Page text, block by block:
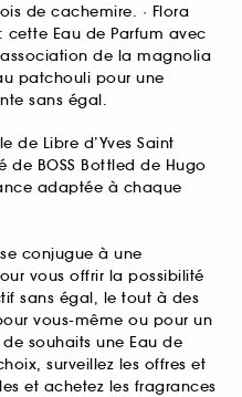
de cachemire. · Flora
Eau de Parfum avec
de la magnolia
patchouli pour une
sans égal.
de Libre d’Yves Saint
de BOSS Bottled de Hugo
adaptée à chaque
conjugue à une
vous offrir la possibilité
sans égal, le tout à des
vous-même ou pour un
souhaits une Eau de
surveillez les offres et
et achetez les fragrances